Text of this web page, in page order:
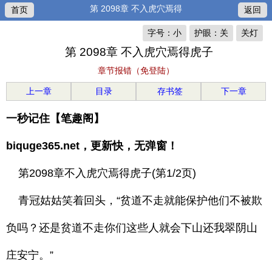
首页 第 2098章 不入虎穴焉得 返回
关灯
护眼：关
字号：小
第 2098章 不入虎穴焉得虎子
章节报错（免登陆）
上一章 目录 存书签 下一章
一秒记住【笔趣阁】
biquge365.net，更新快，无弹窗！
第2098章不入虎穴焉得虎子(第1/2页)
青冠姑姑笑着回头，“贫道不走就能保护他们不被欺
负吗？还是贫道不走你们这些人就会下山还我翠阴山
庄安宁。”